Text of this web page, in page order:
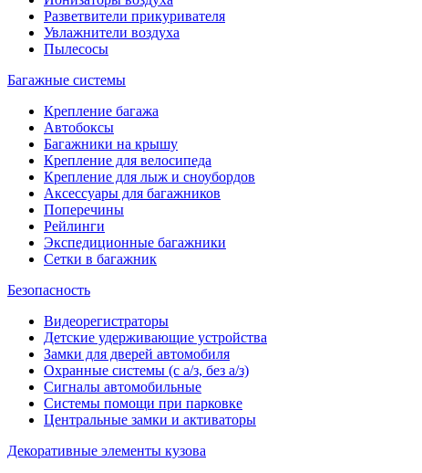
Разветвители прикуривателя
Увлажнители воздуха
Пылесосы
Багажные системы
Крепление багажа
Автобоксы
Багажники на крышу
Крепление для велосипеда
Крепление для лыж и сноубордов
Аксессуары для багажников
Поперечины
Рейлинги
Экспедиционные багажники
Сетки в багажник
Безопасность
Видеорегистраторы
Детские удерживающие устройства
Замки для дверей автомобиля
Охранные системы (с а/з, без а/з)
Сигналы автомобильные
Системы помощи при парковке
Центральные замки и активаторы
Декоративные элементы кузова